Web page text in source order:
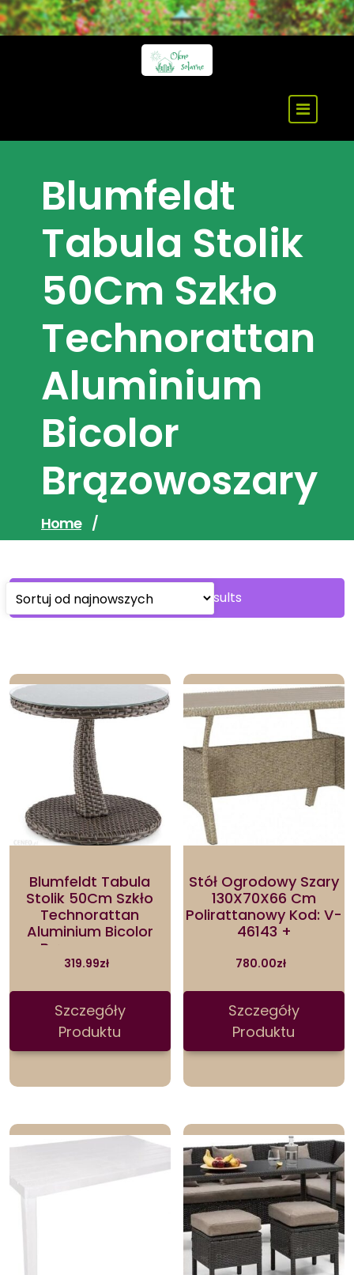
Skip
to
Blumfeldt
Tabula Stolik
50Cm Szkło
Technorattan
Aluminium
Bicolor
Brązowoszary
Home /
Showing all 18 resultsSorted
by
Blumfeldt Tabula
Stolik 50Cm Szkło
Technorattan
Aluminium Bicolor
Brązowoszary
319.99zł
Szczegóły
Produktu
Stół Ogrodowy Szary
130X70X66 Cm
Polirattanowy Kod: V-
46143 +
780.00zł
Szczegóły
Produktu